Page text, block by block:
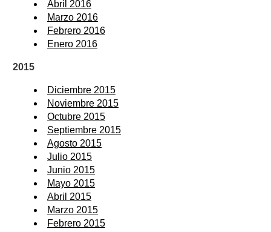
Abril 2016
Marzo 2016
Febrero 2016
Enero 2016
2015
Diciembre 2015
Noviembre 2015
Octubre 2015
Septiembre 2015
Agosto 2015
Julio 2015
Junio 2015
Mayo 2015
Abril 2015
Marzo 2015
Febrero 2015